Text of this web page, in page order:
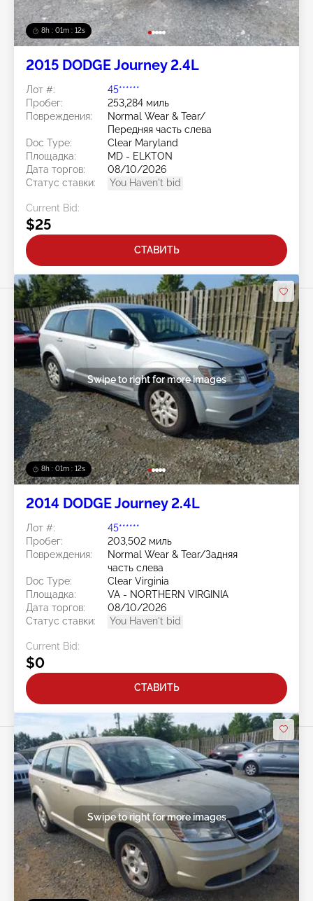
8h : 01m : 09s
2015 DODGE Journey 2.4L
Лот #:
45******
Пробег:
253,284 миль
Повреждения:
Normal Wear & Tear/
Передняя часть слева
Doc Type:
Clear Maryland
Площадка:
MD - ELKTON
Дата торгов:
08/10/2026
Статус ставки:
You Haven't bid
Current Bid:
$25
СТАВИТЬ
8h : 01m : 09s
Swipe to right for more images
2014 DODGE Journey 2.4L
Лот #:
45******
Пробег:
203,502 миль
Повреждения:
Normal Wear & Tear/Задняя
часть слева
Doc Type:
Clear Virginia
Площадка:
VA - NORTHERN VIRGINIA
Дата торгов:
08/10/2026
Статус ставки:
You Haven't bid
Current Bid:
$0
СТАВИТЬ
Swipe to right for more images